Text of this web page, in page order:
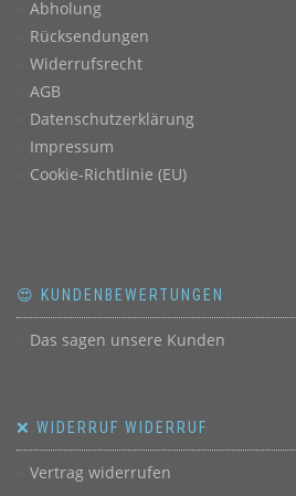
Abholung
Rücksendungen
Widerrufsrecht
AGB
Datenschutzerklärung
Impressum
Cookie-Richtlinie (EU)
😍 KUNDENBEWERTUNGEN
Das sagen unsere Kunden
❌ WIDERRUF WIDERRUF
Vertrag widerrufen